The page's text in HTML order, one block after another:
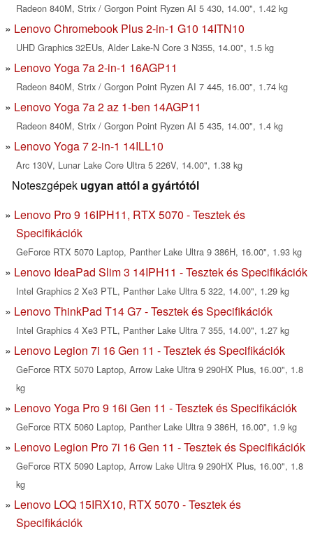
Radeon 840M, Strix / Gorgon Point Ryzen AI 5 430, 14.00", 1.42 kg
Lenovo Chromebook Plus 2-in-1 G10 14ITN10
UHD Graphics 32EUs, Alder Lake-N Core 3 N355, 14.00", 1.5 kg
Lenovo Yoga 7a 2-in-1 16AGP11
Radeon 840M, Strix / Gorgon Point Ryzen AI 7 445, 16.00", 1.74 kg
Lenovo Yoga 7a 2 az 1-ben 14AGP11
Radeon 840M, Strix / Gorgon Point Ryzen AI 5 435, 14.00", 1.4 kg
Lenovo Yoga 7 2-in-1 14ILL10
Arc 130V, Lunar Lake Core Ultra 5 226V, 14.00", 1.38 kg
Noteszgépek ugyan attól a gyártótól
Lenovo Pro 9 16IPH11, RTX 5070 - Tesztek és
Specifikációk
GeForce RTX 5070 Laptop, Panther Lake Ultra 9 386H, 16.00", 1.93 kg
Lenovo IdeaPad Slim 3 14IPH11 - Tesztek és Specifikációk
Intel Graphics 2 Xe3 PTL, Panther Lake Ultra 5 322, 14.00", 1.29 kg
Lenovo ThinkPad T14 G7 - Tesztek és Specifikációk
Intel Graphics 4 Xe3 PTL, Panther Lake Ultra 7 355, 14.00", 1.27 kg
Lenovo Legion 7i 16 Gen 11 - Tesztek és Specifikációk
GeForce RTX 5070 Laptop, Arrow Lake Ultra 9 290HX Plus, 16.00", 1.8
kg
Lenovo Yoga Pro 9 16i Gen 11 - Tesztek és Specifikációk
GeForce RTX 5060 Laptop, Panther Lake Ultra 9 386H, 16.00", 1.9 kg
Lenovo Legion Pro 7i 16 Gen 11 - Tesztek és Specifikációk
GeForce RTX 5090 Laptop, Arrow Lake Ultra 9 290HX Plus, 16.00", 1.8
kg
Lenovo LOQ 15IRX10, RTX 5070 - Tesztek és
Specifikációk